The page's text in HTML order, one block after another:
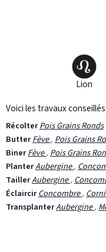
Lion
Voici les travaux
RécolterPois Grains Ronds
ButterFève, Pois Grains
BinerFève, Pois Grains
PlanterAubergine,
TaillerAubergine,
ÉclaircirConcombre,
TransplanterAubergine,